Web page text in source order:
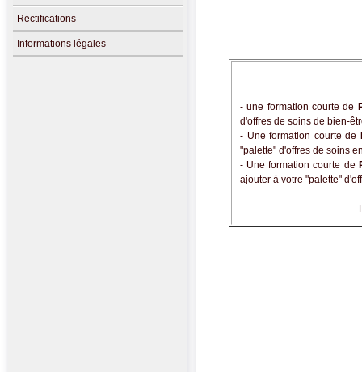
Rectifications
Informations légales
- une formation courte de
d'offres de soins de bien-
- Une formation courte de
"palette" d'offres de soins
- Une formation courte de
ajouter à votre "palette"